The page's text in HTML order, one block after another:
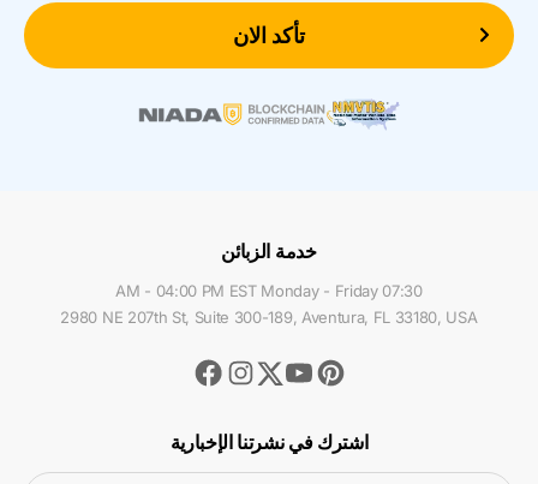
تأكد الان
خدمة الزبائن
07:30 AM - 04:00 PM EST Monday - Friday
2980 NE 207th St, Suite 300-189, Aventura, FL 33180, USA
Facebook
Instagram
TwitterYoutubePinterest
اشترك في نشرتنا الإخبارية